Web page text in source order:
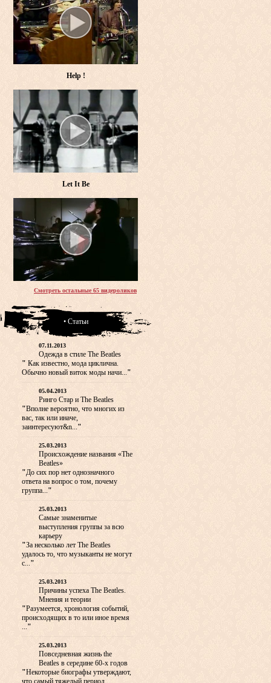
Help !
Let It Be
Смотреть остальные 65 видероликов
• Статьи
07.11.2013
Одежда в стиле The Beatles
" Как известно, мода циклична.
Обычно новый виток моды начи..."
05.04.2013
Ринго Стар и The Beatles
"Вполне вероятно, что многих из
вас, так или иначе,
заинтересуют&n..."
25.03.2013
Происхождение названия «The
Beatles»
"До сих пор нет однозначного
ответа на вопрос о том, почему
группа..."
25.03.2013
Самые знаменитые
выступления группы за всю
карьеру
"За несколько лет The Beatles
удалось то, что музыканты не могут
с..."
25.03.2013
Причины успеха The Beatles.
Мнения и теории
"Разумеется, хронология событий,
происходящих в то или иное время
..."
25.03.2013
Повседневная жизнь the
Beatles в середине 60-х годов
"Некоторые биографы утверждают,
что самый тяжелый период